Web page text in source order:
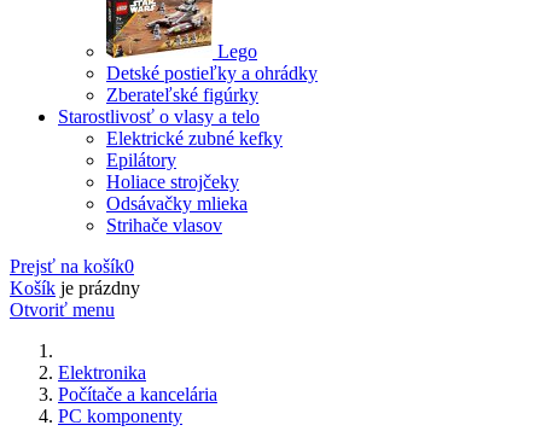
Lego
Detské postieľky a ohrádky
Zberateľské figúrky
Starostlivosť o vlasy a telo
Elektrické zubné kefky
Epilátory
Holiace strojčeky
Odsávačky mlieka
Strihače vlasov
Prejsť na košík0
Košík je prázdny
Otvoriť menu
Elektronika
Počítače a kancelária
PC komponenty